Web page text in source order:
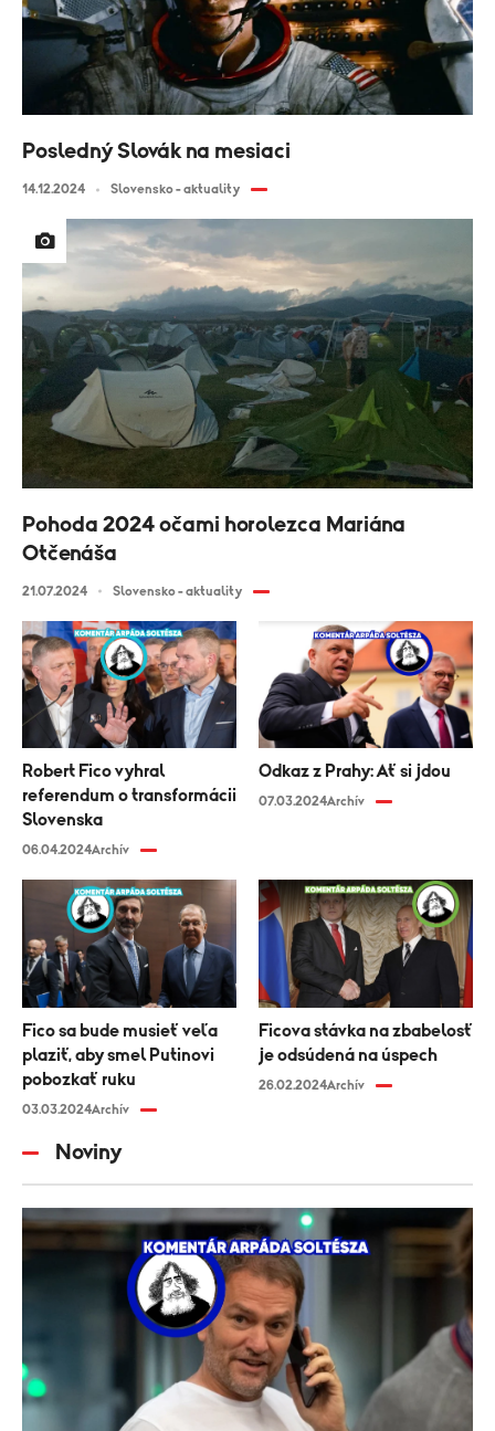
Posledný Slovák na mesiaci
14.12.2024 Slovensko - aktuality
Pohoda 2024 očami horolezca Mariána
Otčenáša
21.07.2024 Slovensko - aktuality
Robert Fico vyhral
referendum o transformácii
Slovenska
06.04.2024Archív
Odkaz z Prahy: Ať si jdou
07.03.2024Archív
Fico sa bude musieť veľa
plaziť, aby smel Putinovi
pobozkať ruku
03.03.2024Archív
Ficova stávka na zbabelosť
je odsúdená na úspech
26.02.2024Archív
Noviny